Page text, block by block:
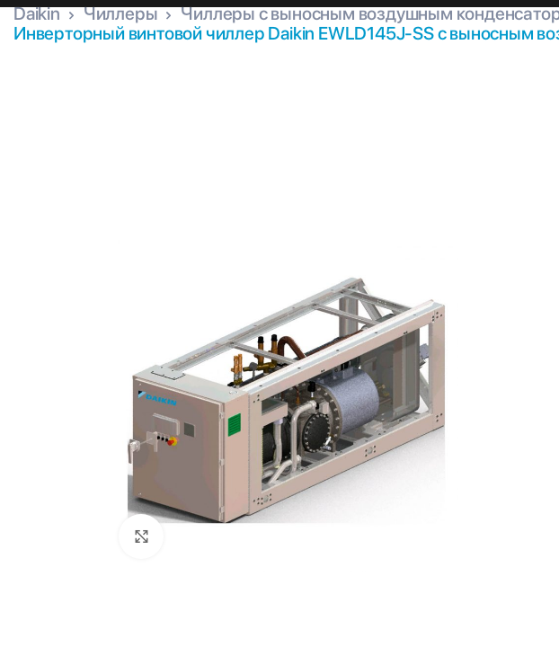
Daikin Чиллеры Чиллеры с выносным воздушным
Инверторный винтовой чиллер Daikin EWLD145J-SS с выносным